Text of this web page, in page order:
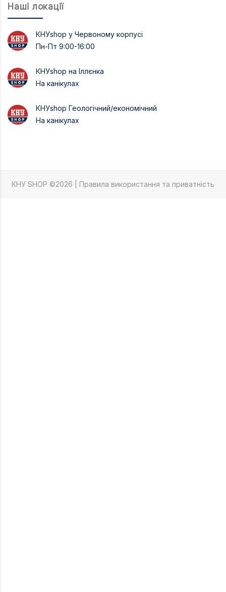
Наші локації
КНУshop у Червоному корпусі
Пн-Пт 9:00-16:00
КНУshop на Іллєнка
На канікулах
КНУshop Геологічний/економічний
На канікулах
КНУ SHOP ©2026 | Правила використання та приватність